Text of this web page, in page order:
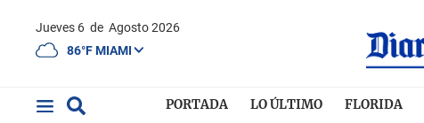
Jueves 6 de Agosto 2026
86°F MIAMI
PORTADA LO ÚLTIMO FLORIDA